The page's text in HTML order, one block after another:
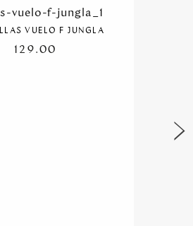
VUELO F JUNGLA
129.00